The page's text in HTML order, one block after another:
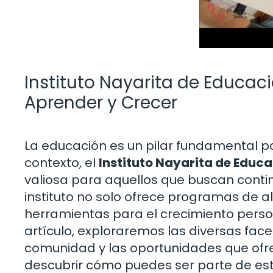
Instituto Nayarita de
Aprender y Crecer
La educación es un pilar fundamental
contexto, el Instituto Nayarita de
valiosa para aquellos que buscan
instituto no solo ofrece programas de
herramientas para el crecimiento
artículo, exploraremos las diversas
comunidad y las oportunidades que
descubrir cómo puedes ser parte de